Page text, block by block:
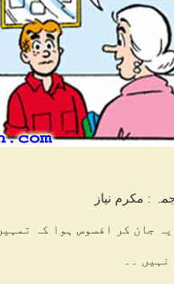
: مکرم نیاز
جان کر افسوس ہوا کہ
نہیں ۔۔